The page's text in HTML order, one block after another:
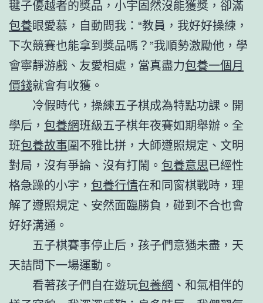
毽子優越者的獎品，小宇固然沒能獲獎，卻滿
包養眼愛慕，自動問我：“教員，我好好操練，
下次競賽也能拿到獎品嗎？”我順勢激勵他，學
會寧靜游戲、友愛相處，當真盡力包養一個月
價錢就會有收獲。
冷假時代，操練五子棋成為特點功課。開
學后， 包養網班級五子棋年夜賽如期舉辦。全
班包養故事圍不雅比拼，大師遵照規定、文明
對局，沒有爭論、沒有打鬧。 包養意思已經性
格急躁的小宇， 包養行情在和同窗棋戰時，理
解了遵照規定、安然面臨勝負，碰到不合也會
好好溝通。
五子棋賽事停止后，孩子們意猶未盡，天
天詰問下一場運動。
看著孩子們自在遊玩包養網 、和氣相伴的